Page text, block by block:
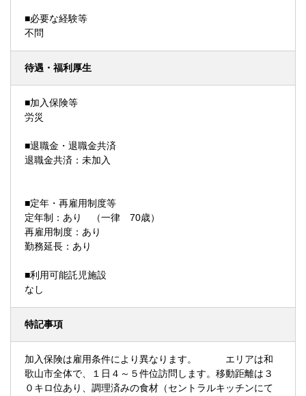
■必要な経験等
不問
待遇・福利厚生
■加入保険等
労災
■退職金・退職金共済
退職金共済：未加入
■定年・再雇用制度等
定年制：あり （一律 70歳）
再雇用制度：あり
勤務延長：あり
■利用可能託児施設
なし
特記事項
加入保険は雇用条件により異なります。 エリアは和
歌山市全体で、１日４～５件位訪問します。移動距離は３
０キロ位あり、調理済みの食材（セントラルキッチンにて